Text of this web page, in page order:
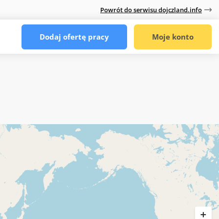
Powrót do serwisu dojczland.info
Dodaj ofertę pracy Moje konto